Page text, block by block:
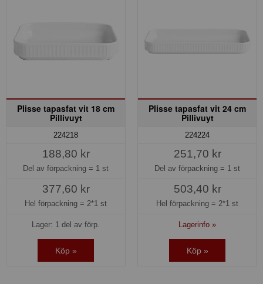
Plisse tapasfat vit 18 cm
Pillivuyt
224218
188,80 kr
Del av förpackning = 1 st
377,60 kr
Hel förpackning = 2*1 st
Lager: 1 del av förp.
Köp »
Plisse tapasfat vit 24 cm
Pillivuyt
224224
251,70 kr
Del av förpackning = 1 st
503,40 kr
Hel förpackning = 2*1 st
Lagerinfo »
Köp »